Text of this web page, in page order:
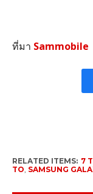
ที่มา Sammobile
RELATED ITEMS: 7
TO SAMSUNG